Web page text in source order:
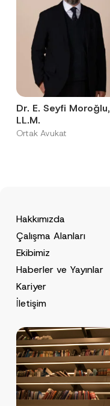
Dr. E. Seyfi Moroğlu,
LL.M.
Ortak Avukat
Hakkımızda
Çalışma Alanları
Ekibimiz
Haberler ve Yayınlar
Kariyer
İletişim